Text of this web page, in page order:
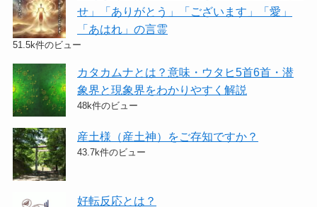
せ」「ありがとう」「ございます」「愛」
「あはれ」の言霊
51.5k件のビュー
カタカムナとは？意味・ウタヒ5首6首・潜
象界と現象界をわかりやすく解説
48k件のビュー
産土様（産土神）をご存知ですか？
43.7k件のビュー
好転反応とは？